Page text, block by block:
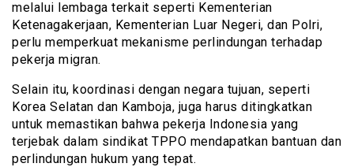
melalui lembaga terkait seperti Kementerian
Ketenagakerjaan, Kementerian Luar Negeri, dan Polri,
perlu memperkuat mekanisme perlindungan terhadap
pekerja migran.
Selain itu, koordinasi dengan negara tujuan, seperti
Korea Selatan dan Kamboja, juga harus ditingkatkan
untuk memastikan bahwa pekerja Indonesia yang
terjebak dalam sindikat TPPO mendapatkan bantuan dan
perlindungan hukum yang tepat.